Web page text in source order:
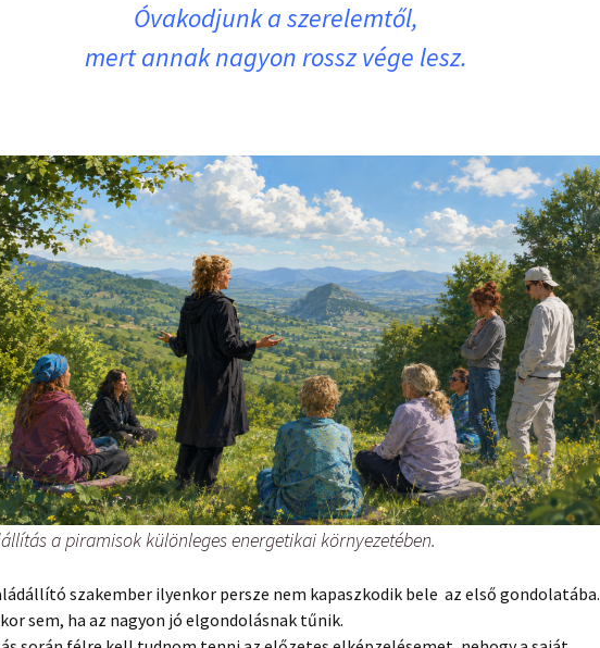
Óvakodjunk a szerelemtől,
mert annak nagyon rossz vége lesz.
a piramisok különleges energetikai környezetében.
szakember ilyenkor persze nem kapaszkodik bele az első gondolatába.
sem, ha az nagyon jó elgondolásnak tűnik.